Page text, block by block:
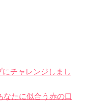
にチャレンジしまし
なたに似合う赤の口